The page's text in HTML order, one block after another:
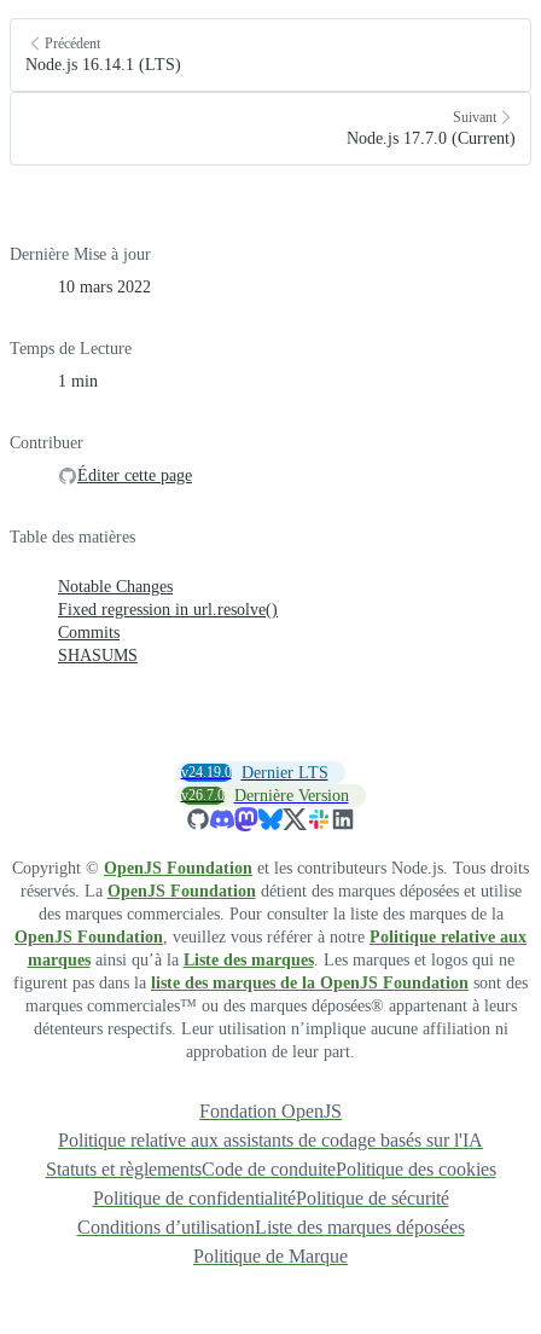
Précédent
Node.js 16.14.1 (LTS)
Suivant
Node.js 17.7.0 (Current)
Dernière Mise à jour
10 mars 2022
Temps de Lecture
1 min
Contribuer
Éditer cette page
Table des matières
Notable Changes
Fixed regression in url.resolve()
Commits
SHASUMS
v24.19.0 Dernier LTS
v26.7.0 Dernière Version
Copyright © OpenJS Foundation et les contributeurs Node.js. Tous droits
réservés. La OpenJS Foundationdétient des marques déposées et utilise
des marques commerciales. Pour consulter la liste des marques de la
OpenJS Foundation, veuillez vous référer à notre Politique relative aux
marquesainsi qu’à la Liste des marques. Les marques et logos qui ne
figurent pas dans la liste des marques de la OpenJS Foundation sont des
marques commerciales™ ou des marques déposées® appartenant à leurs
détenteurs respectifs. Leur utilisation n’implique aucune affiliation ni
approbation de leur part.
Fondation OpenJS
Politique relative aux assistants de codage basés sur l'IA
Statuts et règlementsCode de conduitePolitique des cookies
Politique de confidentialitéPolitique de sécurité
Conditions d’utilisationListe des marques déposées
Politique de Marque